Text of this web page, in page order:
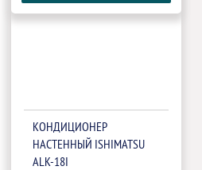
КОНДИЦИОНЕР
НАСТЕННЫЙ ISHIMATSU
ALK-18I